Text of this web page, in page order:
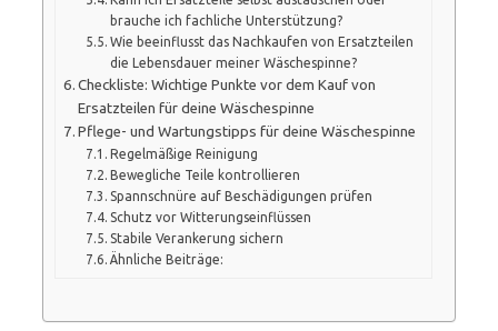
brauche ich fachliche Unterstützung?
Wie beeinflusst das Nachkaufen von Ersatzteilen
die Lebensdauer meiner Wäschespinne?
Checkliste: Wichtige Punkte vor dem Kauf von
Ersatzteilen für deine Wäschespinne
Pflege- und Wartungstipps für deine Wäschespinne
Regelmäßige Reinigung
Bewegliche Teile kontrollieren
Spannschnüre auf Beschädigungen prüfen
Schutz vor Witterungseinflüssen
Stabile Verankerung sichern
Ähnliche Beiträge: